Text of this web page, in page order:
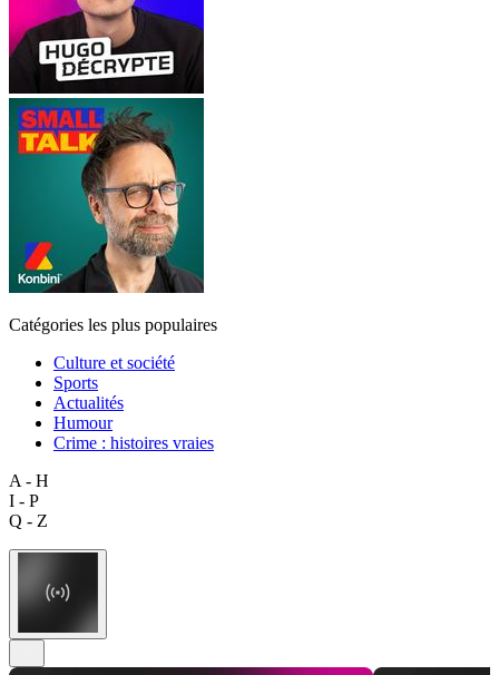
Catégories les plus populaires
Culture et société
Sports
Actualités
Humour
Crime : histoires vraies
A - H
I - P
Q - Z